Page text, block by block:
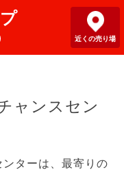
近くの売り場
ャンスセン
ターは、最寄りの